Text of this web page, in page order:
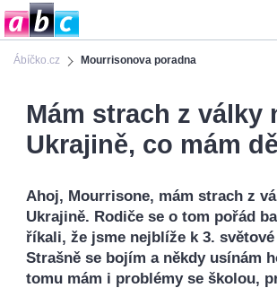
Ábíčko.cz Mourrisonova poradna
Mám strach z války
Ukrajině, co mám
Ahoj, Mourrisone, mám strach z
Ukrajině. Rodiče se o tom pořád
říkali, že jsme nejblíže k 3. světové
Strašně se bojím a někdy usínám
tomu mám i problémy se školou,